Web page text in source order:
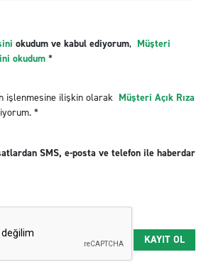
okudum ve kabul ediyorum, Müşteri
okudum *
işlenmesine ilişkin olarak Müşteri Açık Rıza
*
SMS, e-posta ve telefon ile haberdar
KAYIT OL